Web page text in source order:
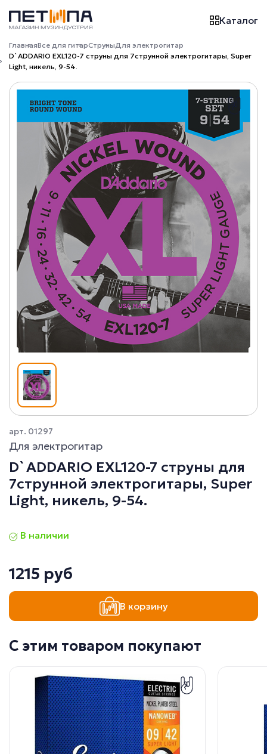
Каталог
ГлавнаяВсе для гитарСтруныДля электрогитар
D`ADDARIO EXL120-7 струны для 7струнной электрогитары, Super
Light, никель, 9-54.
арт. 01297
Для электрогитар
D`ADDARIO EXL120-7 струны для
7струнной электрогитары, Super
Light, никель, 9-54.
В наличии
1215 руб
В корзину
С этим товаром покупают